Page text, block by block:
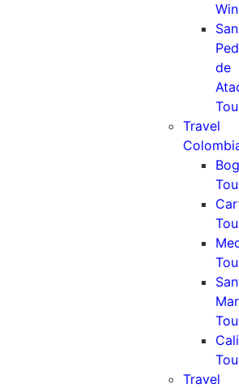
San
de
Travel
Cali
Travel